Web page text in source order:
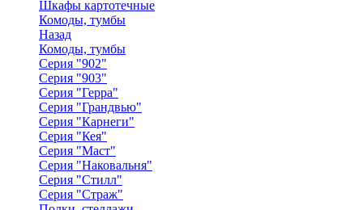
Шкафы картотечные
Комоды, тумбы
Назад
Комоды, тумбы
Серия "902"
Серия "903"
Серия "Герра"
Серия "Грандвью"
Серия "Карнеги"
Серия "Кея"
Серия "Маст"
Серия "Наковальня"
Серия "Стилл"
Серия "Страж"